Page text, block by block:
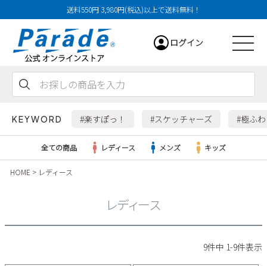
送料550円 3,980円(税込)以上で送料無料！
ログイン
KEYWORD #楽すぽっ！ #スケッチャーズ #極ふ
全ての商品 レディース メンズ キッズ
HOME レディース
レディース
9件中 1-9件表示